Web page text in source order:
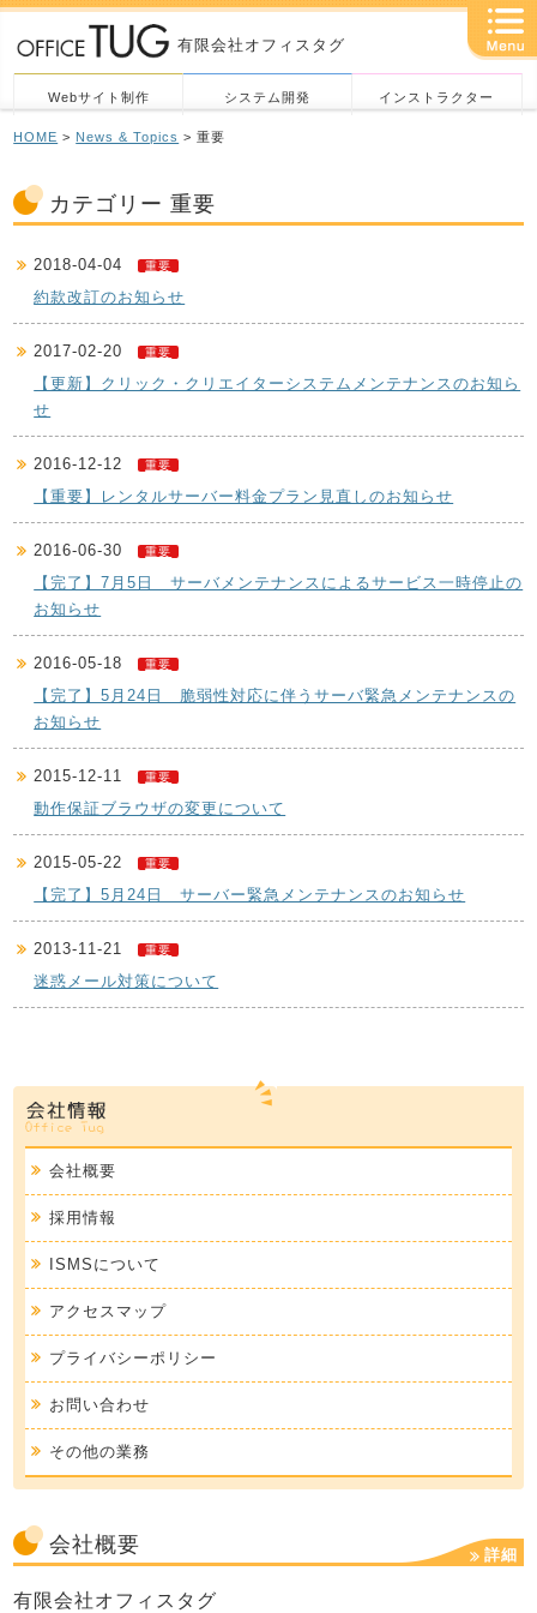
有限会社オフィスタグ
Webサイト制作 システム開発 インストラクター
HOME > News & Topics > 重要
カテゴリー 重要
2018-04-04 重要
約款改訂のお知らせ
2017-02-20 重要
【更新】クリック・クリエイターシステムメンテナンスのお知ら
せ
2016-12-12 重要
【重要】レンタルサーバー料金プラン見直しのお知らせ
2016-06-30 重要
【完了】7月5日 サーバメンテナンスによるサービス一時停止の
お知らせ
2016-05-18 重要
【完了】5月24日 脆弱性対応に伴うサーバ緊急メンテナンスの
お知らせ
2015-12-11 重要
動作保証ブラウザの変更について
2015-05-22 重要
【完了】5月24日 サーバー緊急メンテナンスのお知らせ
2013-11-21 重要
迷惑メール対策について
会社概要
採用情報
ISMSについて
アクセスマップ
プライバシーポリシー
お問い合わせ
その他の業務
会社概要 詳細
有限会社オフィスタグ